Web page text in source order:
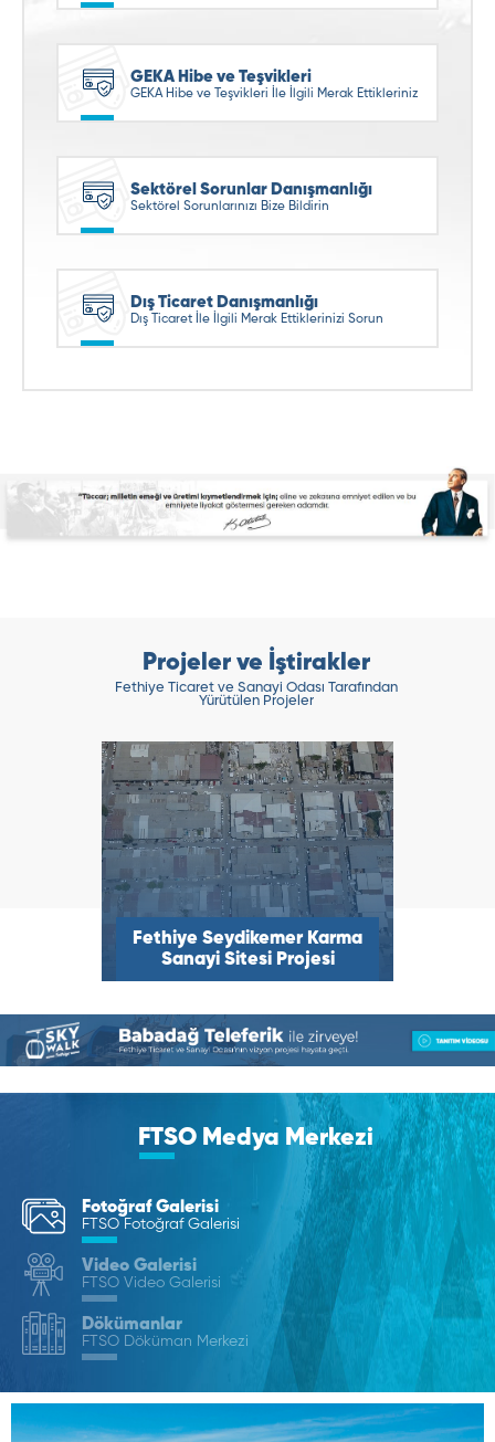
GEKA Hibe ve Teşvikleri
GEKA Hibe ve Teşvikleri İle İlgili Merak Ettikleriniz
Sektörel Sorunlar Danışmanlığı
Sektörel Sorunlarınızı Bize Bildirin
Dış Ticaret Danışmanlığı
Dış Ticaret İle İlgili Merak Ettiklerinizi Sorun
Projeler ve İştirakler
Fethiye Ticaret ve Sanayi Odası Tarafından
Yürütülen Projeler
Fethiye Seydikemer Karma
Sanayi Sitesi Projesi
FTSO Medya Merkezi
Fotoğraf Galerisi
FTSO Fotoğraf Galerisi
Video Galerisi
FTSO Video Galerisi
Dökümanlar
FTSO Döküman Merkezi